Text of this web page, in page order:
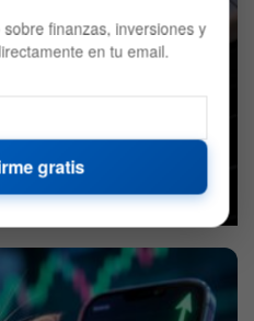
¿Qué compró en su
finanzas, inversiones y
en tu email.
gratis